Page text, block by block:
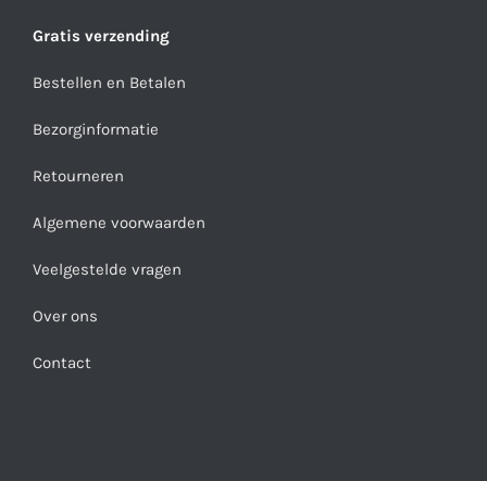
Gratis verzending
Bestellen en Betalen
Bezorginformatie
Retourneren
Algemene voorwaarden
Veelgestelde vragen
Over ons
Contact